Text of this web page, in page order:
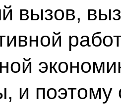
вызов,
и поэтому